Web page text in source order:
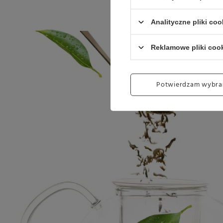
Analityczne pliki
Reklamowe pliki
Potwierdzam